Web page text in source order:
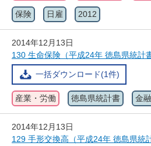
保険 日雇 2012
2014年12月13日
130 生命保険（平成24年 徳島県統計書
一括ダウンロード(1件)
産業・労働 徳島県統計書 金融
2014年12月13日
129 手形交換高（平成24年 徳島県統